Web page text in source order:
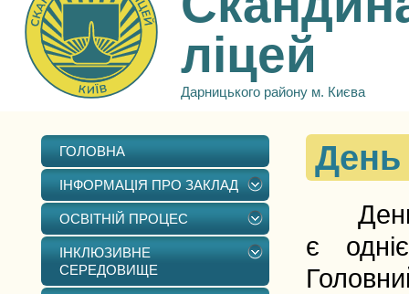
ліцей
Дарницького району м. Києва
ГОЛОВНА
ІНФОРМАЦІЯ ПРО ЗАКЛАД
ОСВІТНІЙ ПРОЦЕС
ІНКЛЮЗИВНЕ
СЕРЕДОВИЩЕ
День
День
є